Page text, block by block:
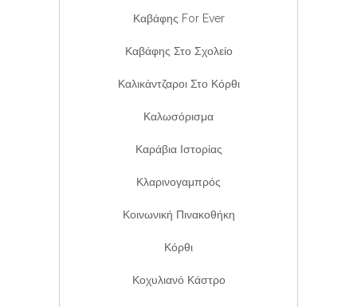
Καβάφης For Ever
Καβάφης Στο Σχολείο
Καλικάντζαροι Στο Κόρθι
Καλωσόρισμα
Καράβια Ιστορίας
Κλαρινογαμπρός
Κοινωνική Πινακοθήκη
Κόρθι
Κοχυλιανό Κάστρο